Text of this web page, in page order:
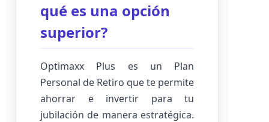
qué es una opción
superior?
Optimaxx Plus es un Plan
Personal de Retiro que te permite
ahorrar e invertir para tu
jubilación de manera estratégica.